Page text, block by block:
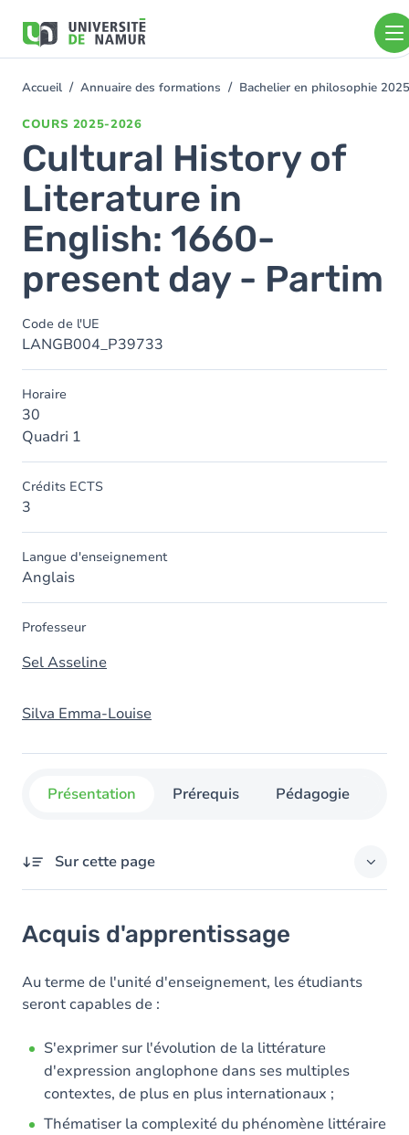
contenu
You
Accueil Annuaire des formations Bachelier en philosophie
COURS 2025-2026
Cultural History of
Literature in
English: 1660-
present day - Partim
Code de l'UE
LANGB004_P39733
Horaire
30
Quadri 1
Crédits ECTS
3
Langue d'enseignement
Anglais
Professeur
Sel Asseline
Silva Emma-Louise
Présentation Prérequis Pédagogie
Sur cette page
Objectifs
Contenu
Table des matières
Exercices
Acquis d'apprentissage
Au terme de l'unité d'enseignement, les étudiants
seront capables de :
S'exprimer sur l'évolution de la littérature
d'expression anglophone dans ses multiples
contextes, de plus en plus internationaux ;
Thématiser la complexité du phénomène littéraire